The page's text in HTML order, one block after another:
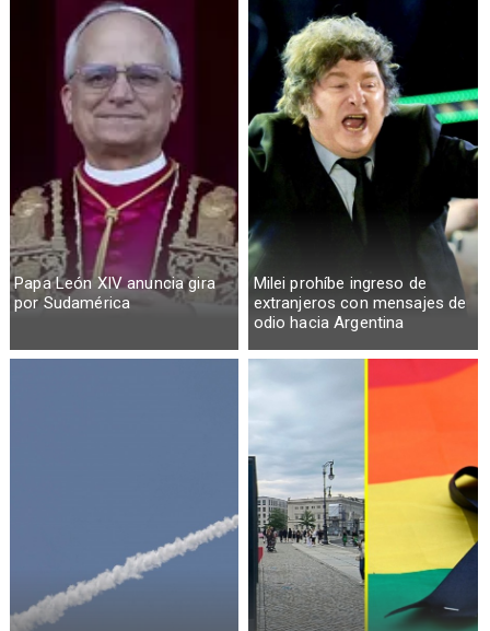
Papa León XIV anuncia gira
por Sudamérica
Milei prohíbe ingreso de
extranjeros con mensajes de
odio hacia Argentina